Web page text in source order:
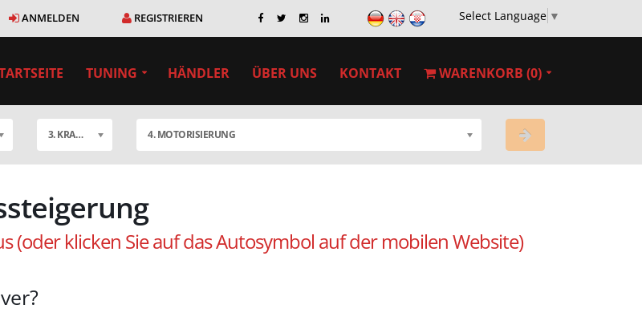
Select Language ▼
ANMELDEN REGISTRIEREN
TUNING HÄNDLER ÜBER UNS KONTAKT WARENKORB (0)
3. KRAFTSTOFF 4. MOTORISIERUNG
(oder klicken Sie auf das Autosymbol auf der mobilen Website)